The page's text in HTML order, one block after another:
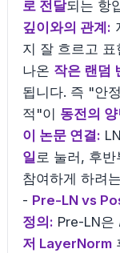
로 전달되는 항
깊이와의 관계:
지 잘 흐르고
나온 작은 랜덤
됩니다. 즉 "안
적"이 동전의 양
이 논문 연결:
일 로 눌러, 후
참여하게 하려
- Pre-LN vs
정의: Pre-LN은
저 LayerNorm